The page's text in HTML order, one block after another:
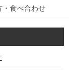
・食べ合わせ